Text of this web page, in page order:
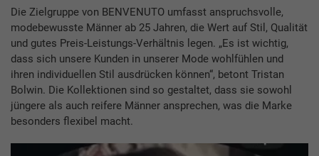
Die Zielgruppe von BENVENUTO umfasst anspruchsvolle,
modebewusste Männer ab 25 Jahren, die Wert auf Stil, Qualität
und gutes Preis-Leistungs-Verhältnis legen. „Es ist wichtig,
dass sich unsere Kunden in unserer Mode wohlfühlen und
ihren individuellen Stil ausdrücken können“, betont Tristan
Bolwin. Die Kollektionen sind so gestaltet, dass sie sowohl
jüngere als auch reifere Männer ansprechen, was die Marke
besonders flexibel macht.